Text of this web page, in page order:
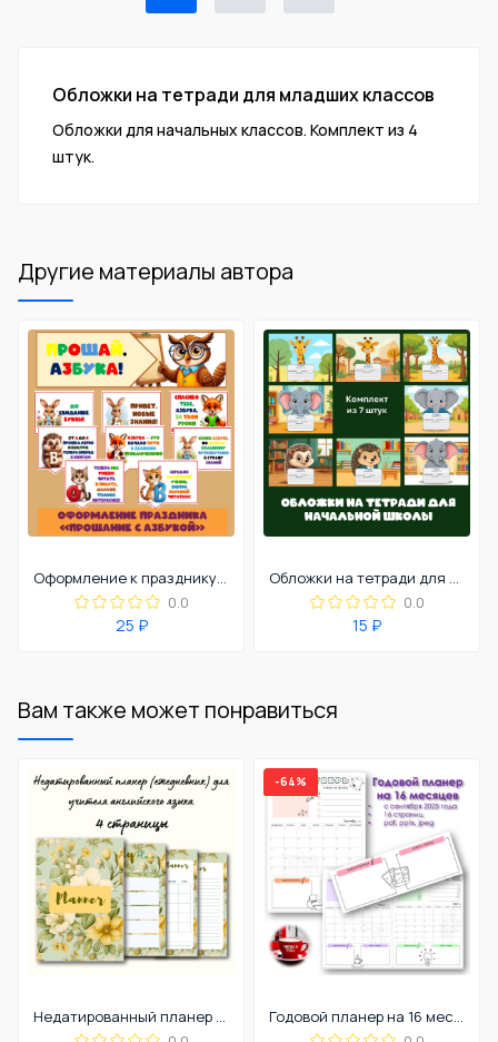
Обложки на тетради для младших классов
Обложки для начальных классов. Комплект из 4
штук.
Другие материалы автора
Оформление к празднику "Прощание с Азбукой"
0.0
25 ₽
Обложки на тетради для начальной школы
0.0
15 ₽
Вам также может понравиться
Недатированный планер (ежедневник) для учителя английского языка
-64%
Годовой планер на 16 месяцев. Для детей и взрослых.